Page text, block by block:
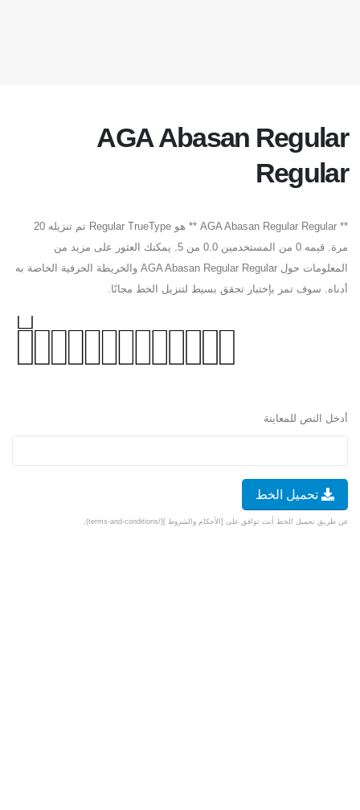
AGA Abasan Regular
Regular
** AGA Abasan Regular Regular ** هو Regular TrueType تم تنزيله 20
مرة. قيمه 0 من المستخدمين 0.0 من 5. يمكنك العثور على مزيد من
المعلومات حول AGA Abasan Regular Regular والخريطة الحرفية الخاصة به
أدناه. سوف تمر بإختبار تحقق بسيط لتنزيل الخط مجانًا.
أدخل النص للمعاينة
تحميل الخط
عن طريق تحميل الخط أنت توافق على [الأحكام والشروط ](/terms-and-conditions).